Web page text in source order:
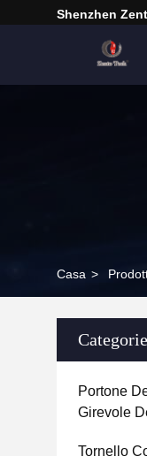
Shenzhen
Casa >
Categorie
Portone
Girevole
Tornello